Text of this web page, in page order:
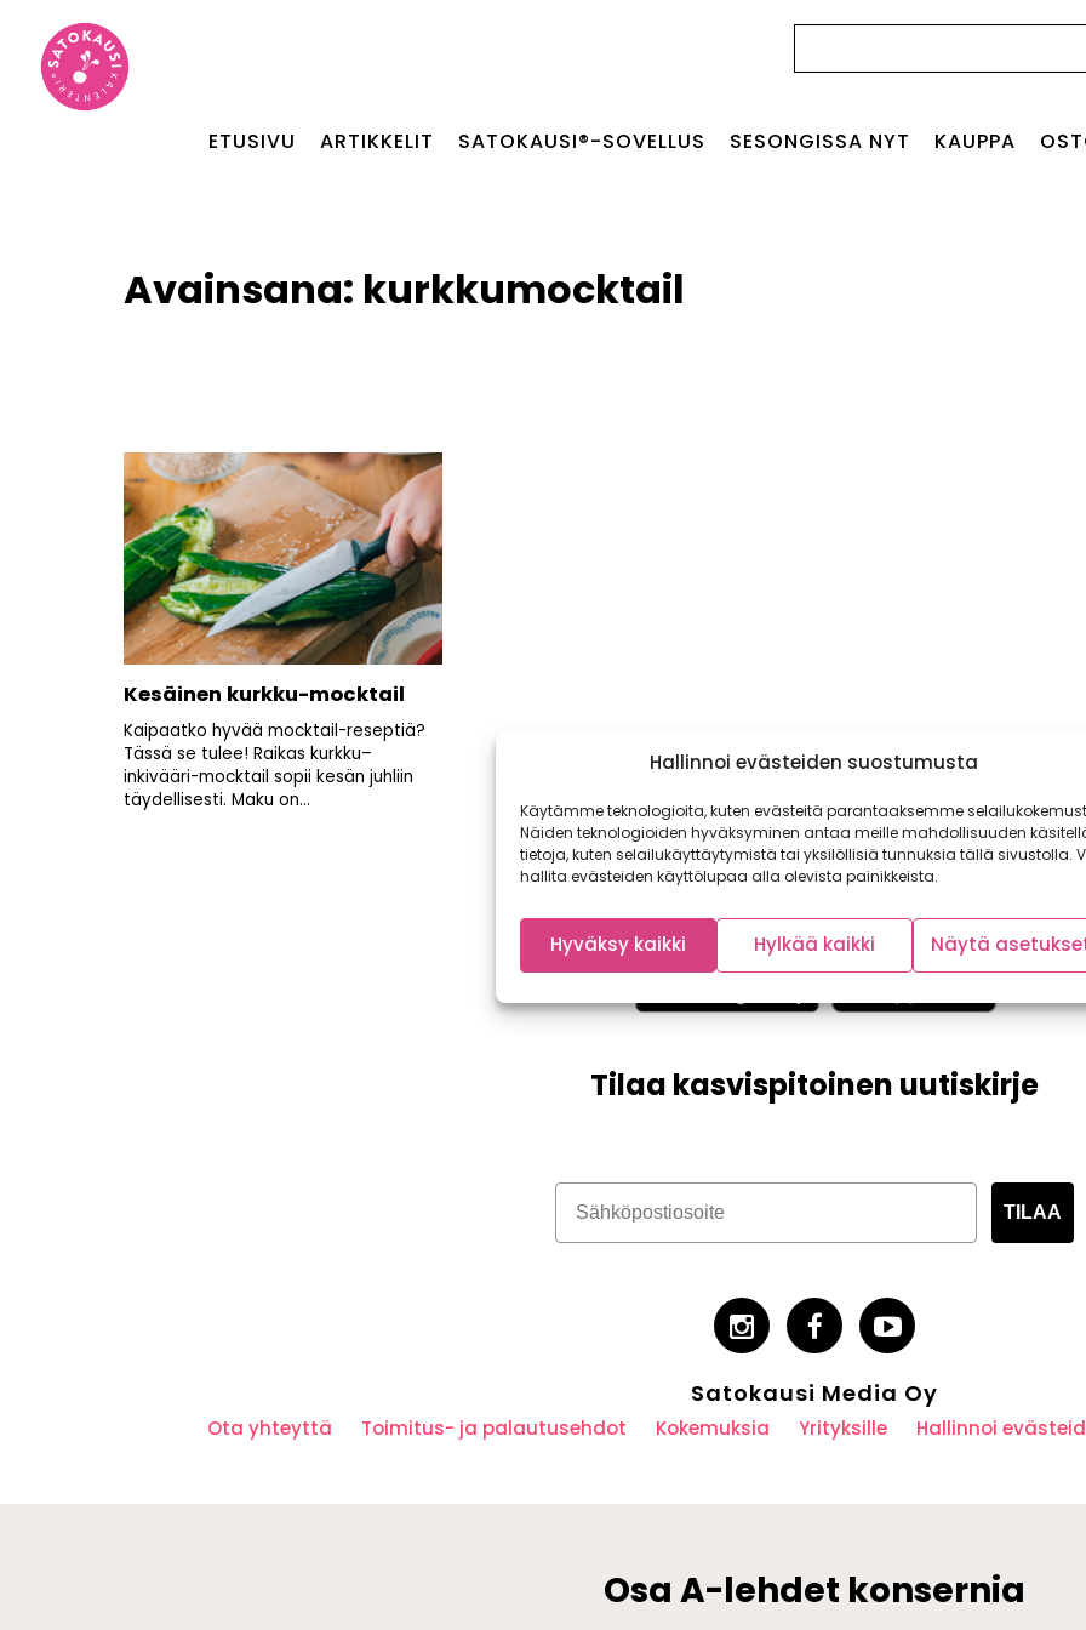
Hallinnoi evästeiden suostumusta
Käytämme teknologioita, kuten evästeitä parantaaksemme
Näiden teknologioiden hyväksyminen antaa meille mahdollisuuden
tietoja, kuten selailukäyttäytymistä tai yksilöllisiä tunnuksia tällä sivustolla.
hallita evästeiden käyttölupaa alla olevista painikkeista.
Hyväksy kaikki Hylkää kaikki Näytä
ETUSIVU ARTIKKELIT SATOKAUSI®-SOVELLUS SESONGISSA NYT KAUPPA
Avainsana: kurkkumocktail
Kesäinen kurkku-mocktail
Kaipaatko hyvää mocktail-reseptiä?
Tässä se tulee! Raikas kurkku–
inkivääri-mocktail sopii kesän juhliin
täydellisesti. Maku on...
Tilaa kasvispitoinen uutiskirje
TILAA
Satokausi Media Oy
Ota yhteyttä Toimitus- ja palautusehdot Kokemuksia Yrityksille Hallinnoi
Osa A-lehdet konsernia